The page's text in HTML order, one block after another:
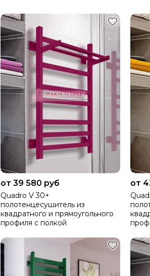
от 39 580 руб
Quadro V 30+
полотенцесушитель из
квадратного и прямоугольного
профиля с полкой
от